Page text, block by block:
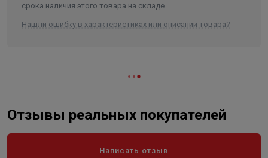
материала с высокими зацепляющими свойствами,
предотвращает самопроизвольное развинчивание при
обеспечивает надежную герметизацию трубы, даже
Конструкция компрессионного фитинга позволяет
обеспечивать надёжное и качественное соединение
срока наличия этого товара на складе.
Нашли ошибку в характеристиках или описании товара?
Отзывы реальных покупателей
Написать отзыв